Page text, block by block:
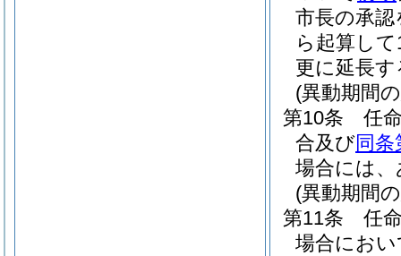
市長の承
ら起算し
更に延長
(異動期間
第10条
任
合及び同条
場合には
(異動期間
第11条
任
場合にお